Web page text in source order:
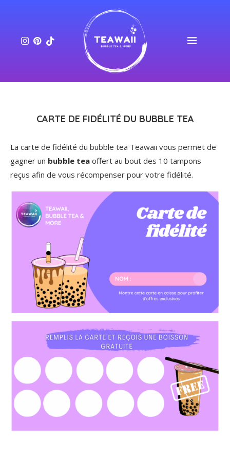
CARTE DE FIDÉLITÉ DU BUBBLE TEA
La carte de fidélité du bubble tea Teawaii vous permet de
gagner un bubble tea offert au bout des 10 tampons
reçus afin de vous récompenser pour votre fidélité.